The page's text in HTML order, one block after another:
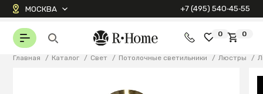
МОСКВА +7 (495) 540‑45‑55
0 0
Главная / Каталог / Свет / Потолочные светильники / Люстры /